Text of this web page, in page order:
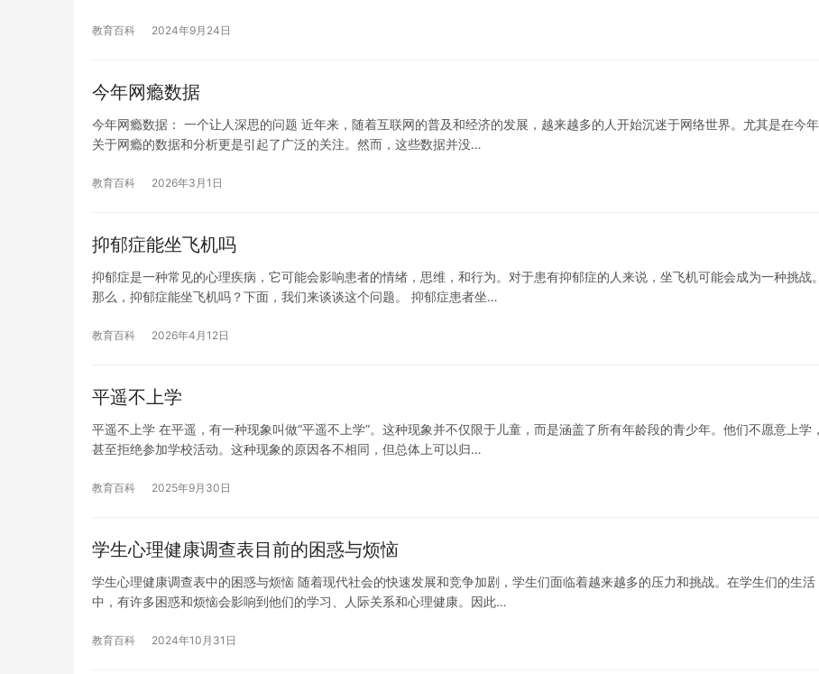
教育百科 2024年9月24日
今年网瘾数据
今年网瘾数据： 一个让人深思的问题 近年来，随着互联网的普及和经济的发展，越来越多的人开始沉迷于网络世界。尤其是在今年
关于网瘾的数据和分析更是引起了广泛的关注。然而，这些数据并没…
教育百科 2026年3月1日
抑郁症能坐飞机吗
抑郁症是一种常见的心理疾病，它可能会影响患者的情绪，思维，和行为。对于患有抑郁症的人来说，坐飞机可能会成为一种挑战。
那么，抑郁症能坐飞机吗？下面，我们来谈谈这个问题。 抑郁症患者坐…
教育百科 2026年4月12日
平遥不上学
平遥不上学 在平遥，有一种现象叫做“平遥不上学”。这种现象并不仅限于儿童，而是涵盖了所有年龄段的青少年。他们不愿意上学，
甚至拒绝参加学校活动。这种现象的原因各不相同，但总体上可以归…
教育百科 2025年9月30日
学生心理健康调查表目前的困惑与烦恼
学生心理健康调查表中的困惑与烦恼 随着现代社会的快速发展和竞争加剧，学生们面临着越来越多的压力和挑战。在学生们的生活
中，有许多困惑和烦恼会影响到他们的学习、人际关系和心理健康。因此…
教育百科 2024年10月31日